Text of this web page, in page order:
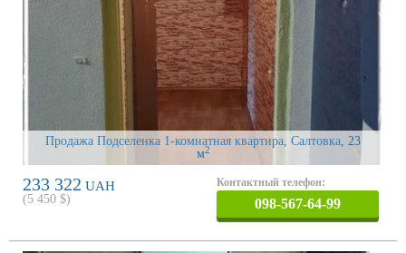
Продажа Подселенка 1-комнатная квартира, Салтовка , 23
м2
233 322 UAH
(5 450 $)
Контактный телефон:
098-567-64-99